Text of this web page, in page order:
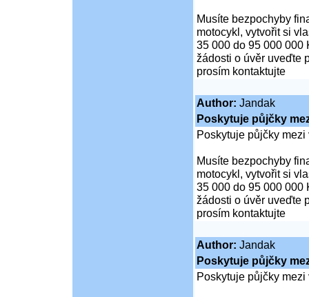
Musíte bezpochyby
motocykl, vytvořit si
35 000 do 95 000 000
žádosti o úvěr uveďte
prosím kontaktujte
Author: Jandak
Poskytuje půjčky
Poskytuje půjčky
Musíte bezpochyby
motocykl, vytvořit si
35 000 do 95 000 000
žádosti o úvěr uveďte
prosím kontaktujte
Author: Jandak
Poskytuje půjčky
Poskytuje půjčky